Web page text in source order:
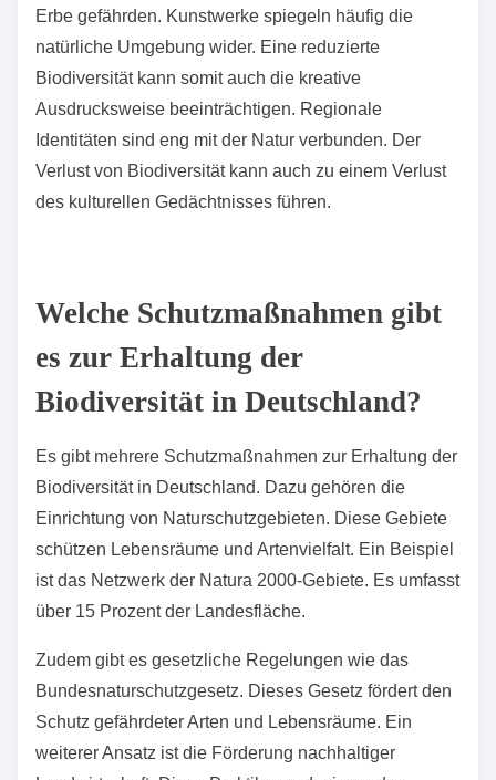
Biodiversitätsverlust die Widerstandsfähigkeit von
Ökosystemen gegenüber Krankheiten und
Klimaveränderungen. Dies kann zu einem Anstieg
von Allergien und Atemwegserkrankungen führen. Ein
gesunder Lebensraum ist für das Wohlbefinden der
Menschen unerlässlich.
Welche kulturellen Aspekte sind betroffen?
Biodiversität beeinflusst lokale Bräuche und Rituale.
Diese sind oft mit bestimmten Pflanzen und Tieren
verbunden. Der Verlust von Arten kann das kulturelle
natürliche Umgebung wider. Eine reduzierte
Biodiversität kann somit auch die kreative
Ausdrucksweise beeinträchtigen. Regionale
Identitäten sind eng mit der Natur verbunden. Der
Verlust von Biodiversität kann auch zu einem Verlust
des kulturellen Gedächtnisses führen.
Welche Schutzmaßnahmen gibt
es zur Erhaltung der